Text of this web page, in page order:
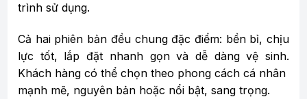
trình sử dụng.
Cả hai phiên bản đều chung đặc điểm: bền bỉ, chịu
lực tốt, lắp đặt nhanh gọn và dễ dàng vệ sinh.
Khách hàng có thể chọn theo phong cách cá nhân
mạnh mẽ, nguyên bản hoặc nổi bật, sang trọng.